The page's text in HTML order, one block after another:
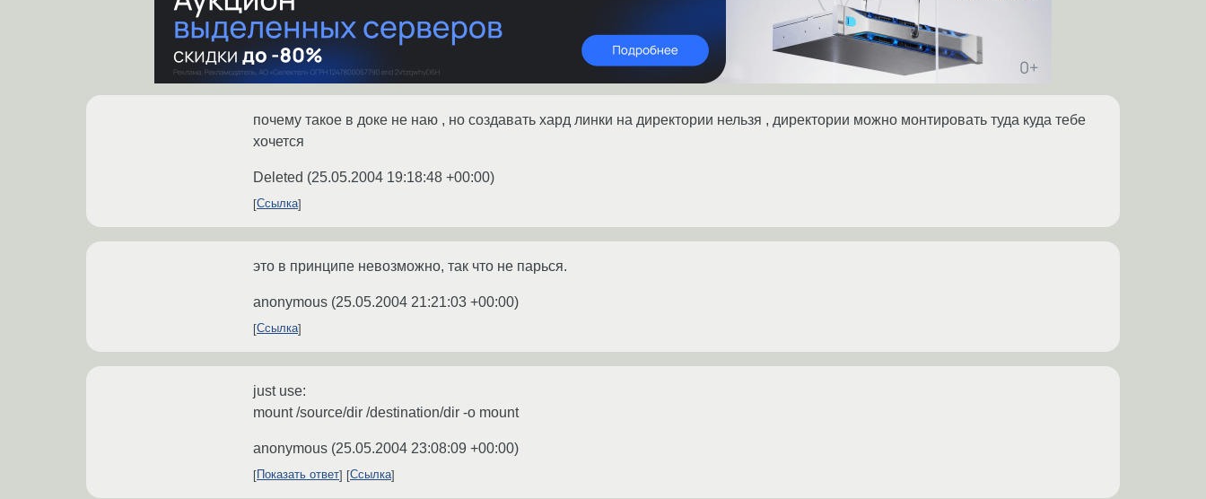
почему такое в доке не наю , но создавать хард линки на директории нельзя , директории можно монтировать туда куда тебе
хочется
Deleted (25.05.2004 19:18:48 +00:00)
Ссылка
это в принципе невозможно, так что не парься.
anonymous (25.05.2004 21:21:03 +00:00)
Ссылка
just use:
mount /source/dir /destination/dir -o mount
anonymous (25.05.2004 23:08:09 +00:00)
Показать ответ Ссылка